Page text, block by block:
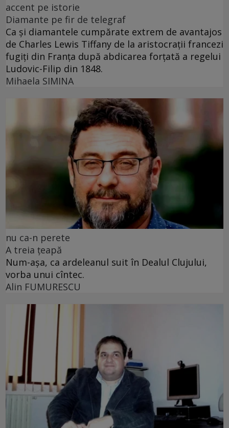
accent pe istorie
Diamante pe fir de telegraf
Ca și diamantele cumpărate extrem de avantajos
de Charles Lewis Tiffany de la aristocrații francezi
fugiți din Franța după abdicarea forțată a regelui
Ludovic-Filip din 1848.
Mihaela SIMINA
nu ca-n perete
A treia țeapă
Num-așa, ca ardeleanul suit în Dealul Clujului,
vorba unui cîntec.
Alin FUMURESCU